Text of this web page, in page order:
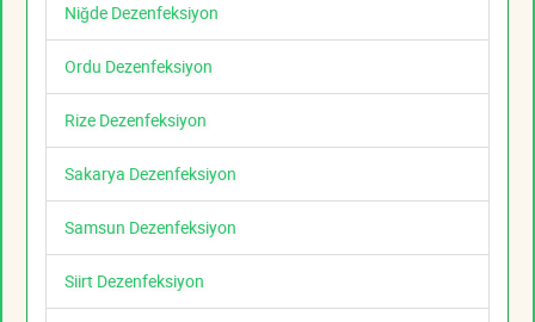
Niğde Dezenfeksiyon
Ordu Dezenfeksiyon
Rize Dezenfeksiyon
Sakarya Dezenfeksiyon
Samsun Dezenfeksiyon
Siirt Dezenfeksiyon